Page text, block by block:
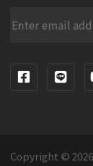
Copyright ©